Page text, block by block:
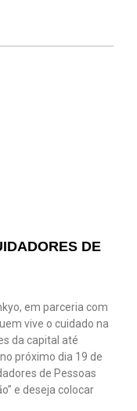
DE
em parceria com
vive o cuidado na
da capital até
próximo dia 19 de
de Pessoas
e deseja colocar